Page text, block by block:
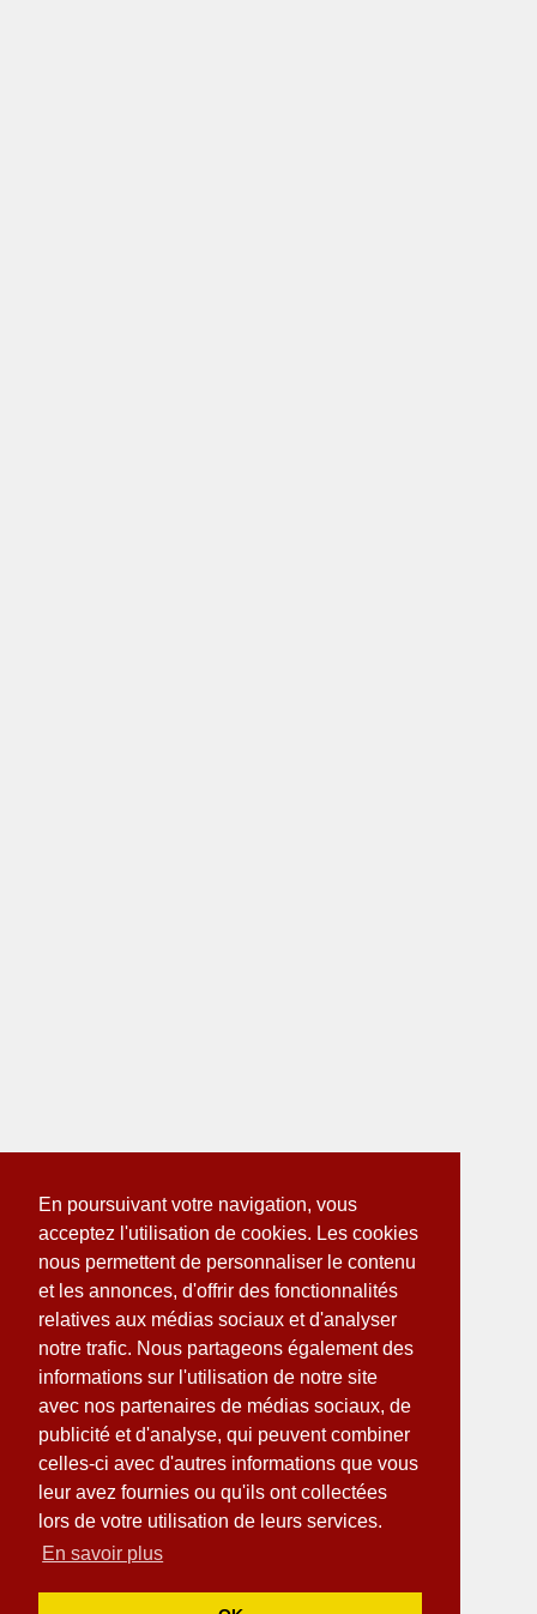
En poursuivant votre navigation, vous
acceptez l'utilisation de cookies. Les cookies
nous permettent de personnaliser le contenu
et les annonces, d'offrir des fonctionnalités
relatives aux médias sociaux et d'analyser
notre trafic. Nous partageons également des
informations sur l'utilisation de notre site
avec nos partenaires de médias sociaux, de
publicité et d'analyse, qui peuvent combiner
celles-ci avec d'autres informations que vous
leur avez fournies ou qu'ils ont collectées
lors de votre utilisation de leurs services.
En savoir plus